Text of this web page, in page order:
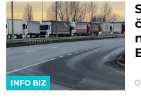
INFO BIZ 0